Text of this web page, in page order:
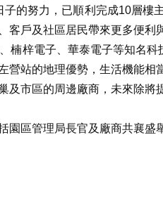
的努力，已順利完成10層樓
戶及社區居民帶來更多便利
梓電子、華泰電子等知名
站的地理優勢，生活機能相
市區的周邊廠商，未來除
區管理局長官及廠商共襄盛